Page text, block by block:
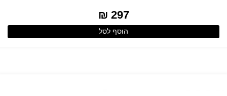
297 ₪
הוסף לסל